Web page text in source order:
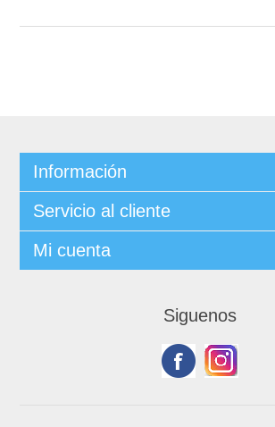
Información
Servicio al cliente
Mi cuenta
Siguenos